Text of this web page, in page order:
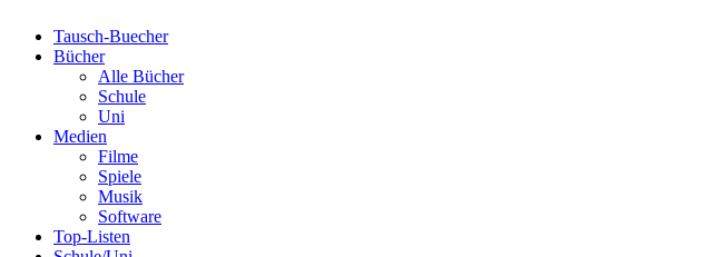
Tausch-Buecher
Bücher
Alle Bücher
Schule
Uni
Medien
Filme
Spiele
Musik
Software
Top-Listen